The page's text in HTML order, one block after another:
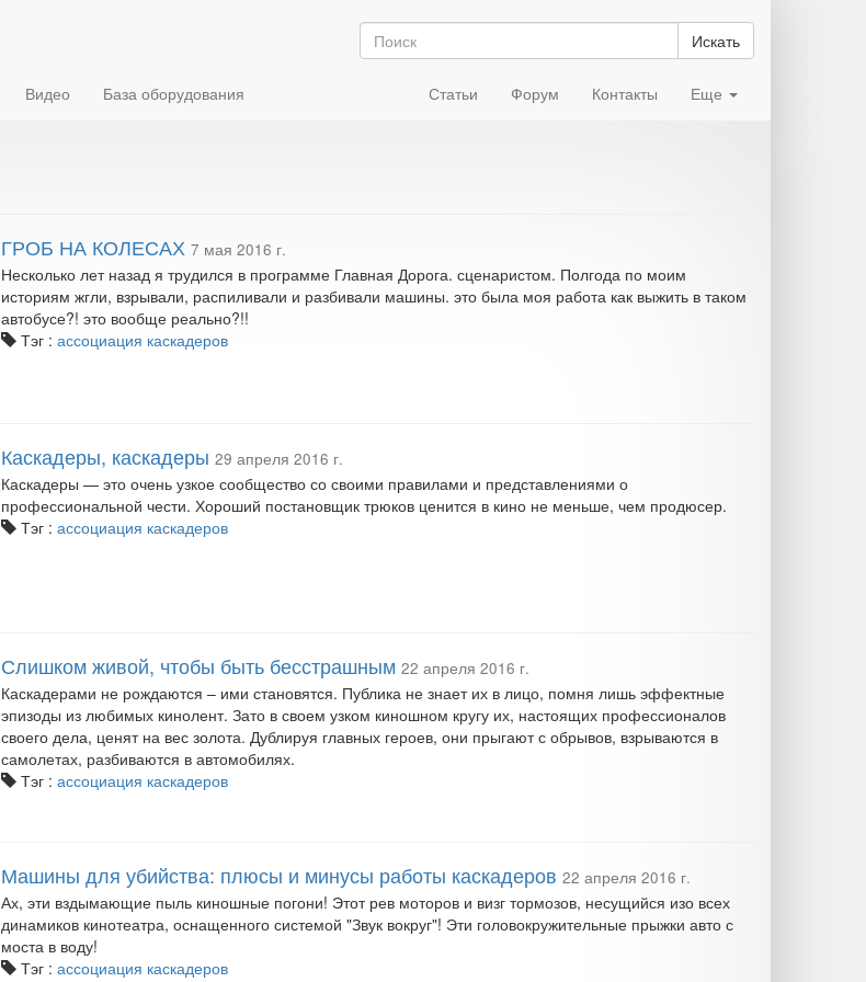
Искать
Видео База оборудования Статьи Форум Контакты Еще
ГРОБ НА КОЛЕСАХ 7 мая 2016 г.
Несколько лет назад я трудился в программе Главная Дорога. сценаристом. Полгода по моим
историям жгли, взрывали, распиливали и разбивали машины. это была моя работа как выжить в таком
автобусе?! это вообще реально?!!
Тэг : ассоциация каскадеров
Каскадеры, каскадеры 29 апреля 2016 г.
Каскадеры — это очень узкое сообщество со своими правилами и представлениями о
профессиональной чести. Хороший постановщик трюков ценится в кино не меньше, чем продюсер.
Тэг : ассоциация каскадеров
Слишком живой, чтобы быть бесстрашным 22 апреля 2016 г.
Каскадерами не рождаются – ими становятся. Публика не знает их в лицо, помня лишь эффектные
эпизоды из любимых кинолент. Зато в своем узком киношном кругу их, настоящих профессионалов
своего дела, ценят на вес золота. Дублируя главных героев, они прыгают с обрывов, взрываются в
самолетах, разбиваются в автомобилях.
Тэг : ассоциация каскадеров
Машины для убийства: плюсы и минусы работы каскадеров 22 апреля 2016 г.
Ах, эти вздымающие пыль киношные погони! Этот рев моторов и визг тормозов, несущийся изо всех
динамиков кинотеатра, оснащенного системой "Звук вокруг"! Эти головокружительные прыжки авто с
моста в воду!
Тэг : ассоциация каскадеров